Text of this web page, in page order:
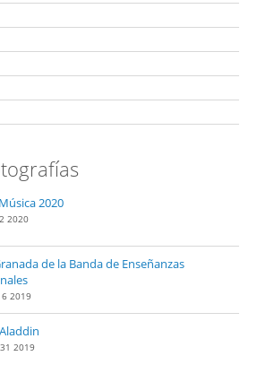
2020
2020
de la Banda de Enseñanzas
6 2019
2019